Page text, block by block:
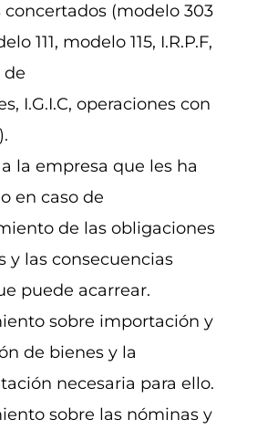
concertados (modelo 303
111, modelo 115, I.R.P.F,
de
I.G.I.C, operaciones con
la empresa que les ha
en caso de
de las obligaciones
y las consecuencias
puede acarrear.
sobre importación y
de bienes y la
necesaria para ello.
sobre las nóminas y